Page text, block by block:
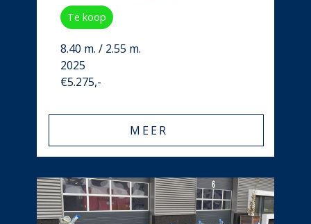
Te koop
8.40 m. / 2.55 m.
2025
€5.275,-
MEER